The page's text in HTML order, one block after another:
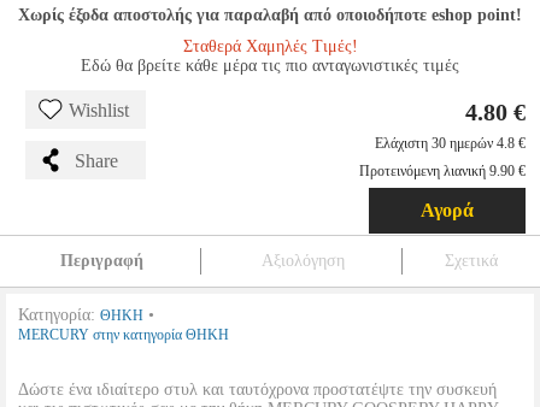
Χωρίς έξοδα αποστολής για παραλαβή από οποιοδήποτε eshop point!
Σταθερά Χαμηλές Τιμές!
Εδώ θα βρείτε κάθε μέρα τις πιο ανταγωνιστικές τιμές
Wishlist
Share
4.80 €
Ελάχιστη 30 ημερών 4.8 €
Προτεινόμενη λιανική 9.90 €
Αγορά
Περιγραφή Αξιολόγηση Σχετικά
Κατηγορία: ΘΗΚΗ •
MERCURY στην κατηγορία ΘΗΚΗ
Δώστε ένα ιδιαίτερο στυλ και ταυτόχρονα προστατέψτε την συσκευή